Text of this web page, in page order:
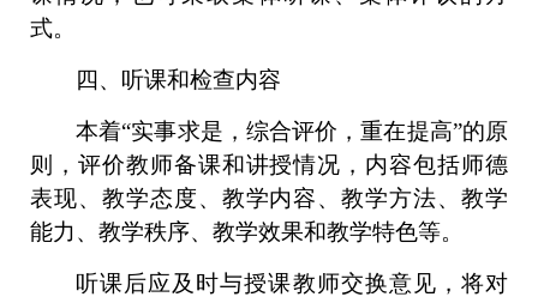
式。
四、听课和检查内容
本着“实事求是，综合评价，重在提高”的原
则，评价教师备课和讲授情况，内容包括师德
表现、教学态度、教学内容、教学方法、教学
能力、教学秩序、教学效果和教学特色等。
听课后应及时与授课教师交换意见，将对